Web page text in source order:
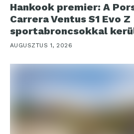
Hankook premier: A
Carrera Ventus S1 Evo Z
sportabroncsokkal
AUGUSZTUS 1, 2026